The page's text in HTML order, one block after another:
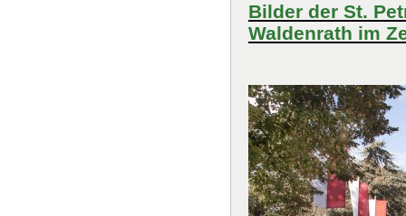
Bilder der St.
Waldenrath im